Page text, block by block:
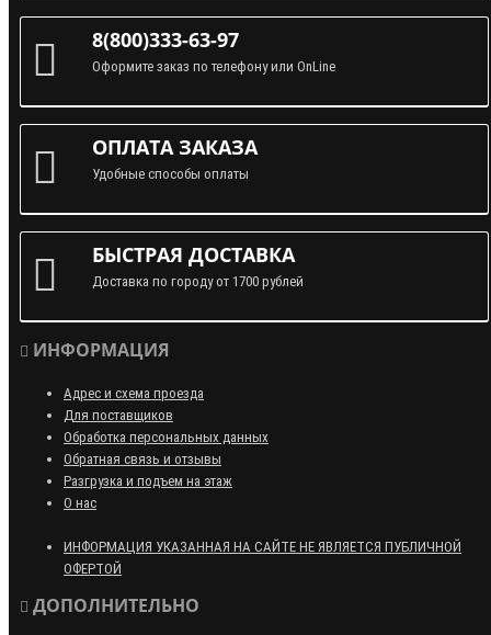
8(800)333-63-97
Оформите заказ по телефону или OnLine
ОПЛАТА ЗАКАЗА
Удобные способы оплаты
БЫСТРАЯ ДОСТАВКА
Доставка по городу от 1700 рублей
ИНФОРМАЦИЯ
Адрес и схема проезда
Для поставщиков
Обработка персональных данных
Обратная связь и отзывы
Разгрузка и подъем на этаж
О нас
ИНФОРМАЦИЯ УКАЗАННАЯ НА САЙТЕ НЕ ЯВЛЯЕТСЯ ПУБЛИЧНОЙ
ОФЕРТОЙ
ДОПОЛНИТЕЛЬНО